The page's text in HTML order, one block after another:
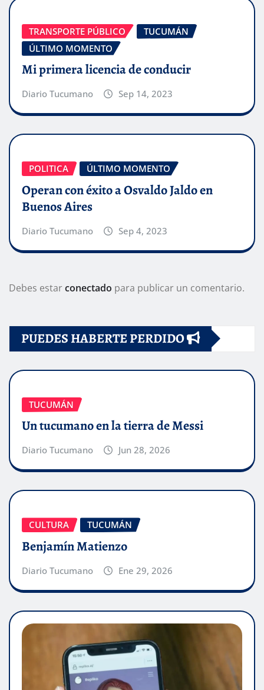
TRANSPORTE PÚBLICO
TUCUMÁN
ÚLTIMO MOMENTO
Mi primera licencia de conducir
Diario Tucumano Sep 14, 2023
POLITICA ÚLTIMO MOMENTO
Operan con éxito a Osvaldo Jaldo en
Buenos Aires
Diario Tucumano Sep 4, 2023
Debes estarconectado para publicar un comentario.
PUEDES HABERTE PERDIDO
TUCUMÁN
Un tucumano en la tierra de Messi
Diario Tucumano Jun 28, 2026
CULTURA TUCUMÁN
Benjamín Matienzo
Diario Tucumano Ene 29, 2026